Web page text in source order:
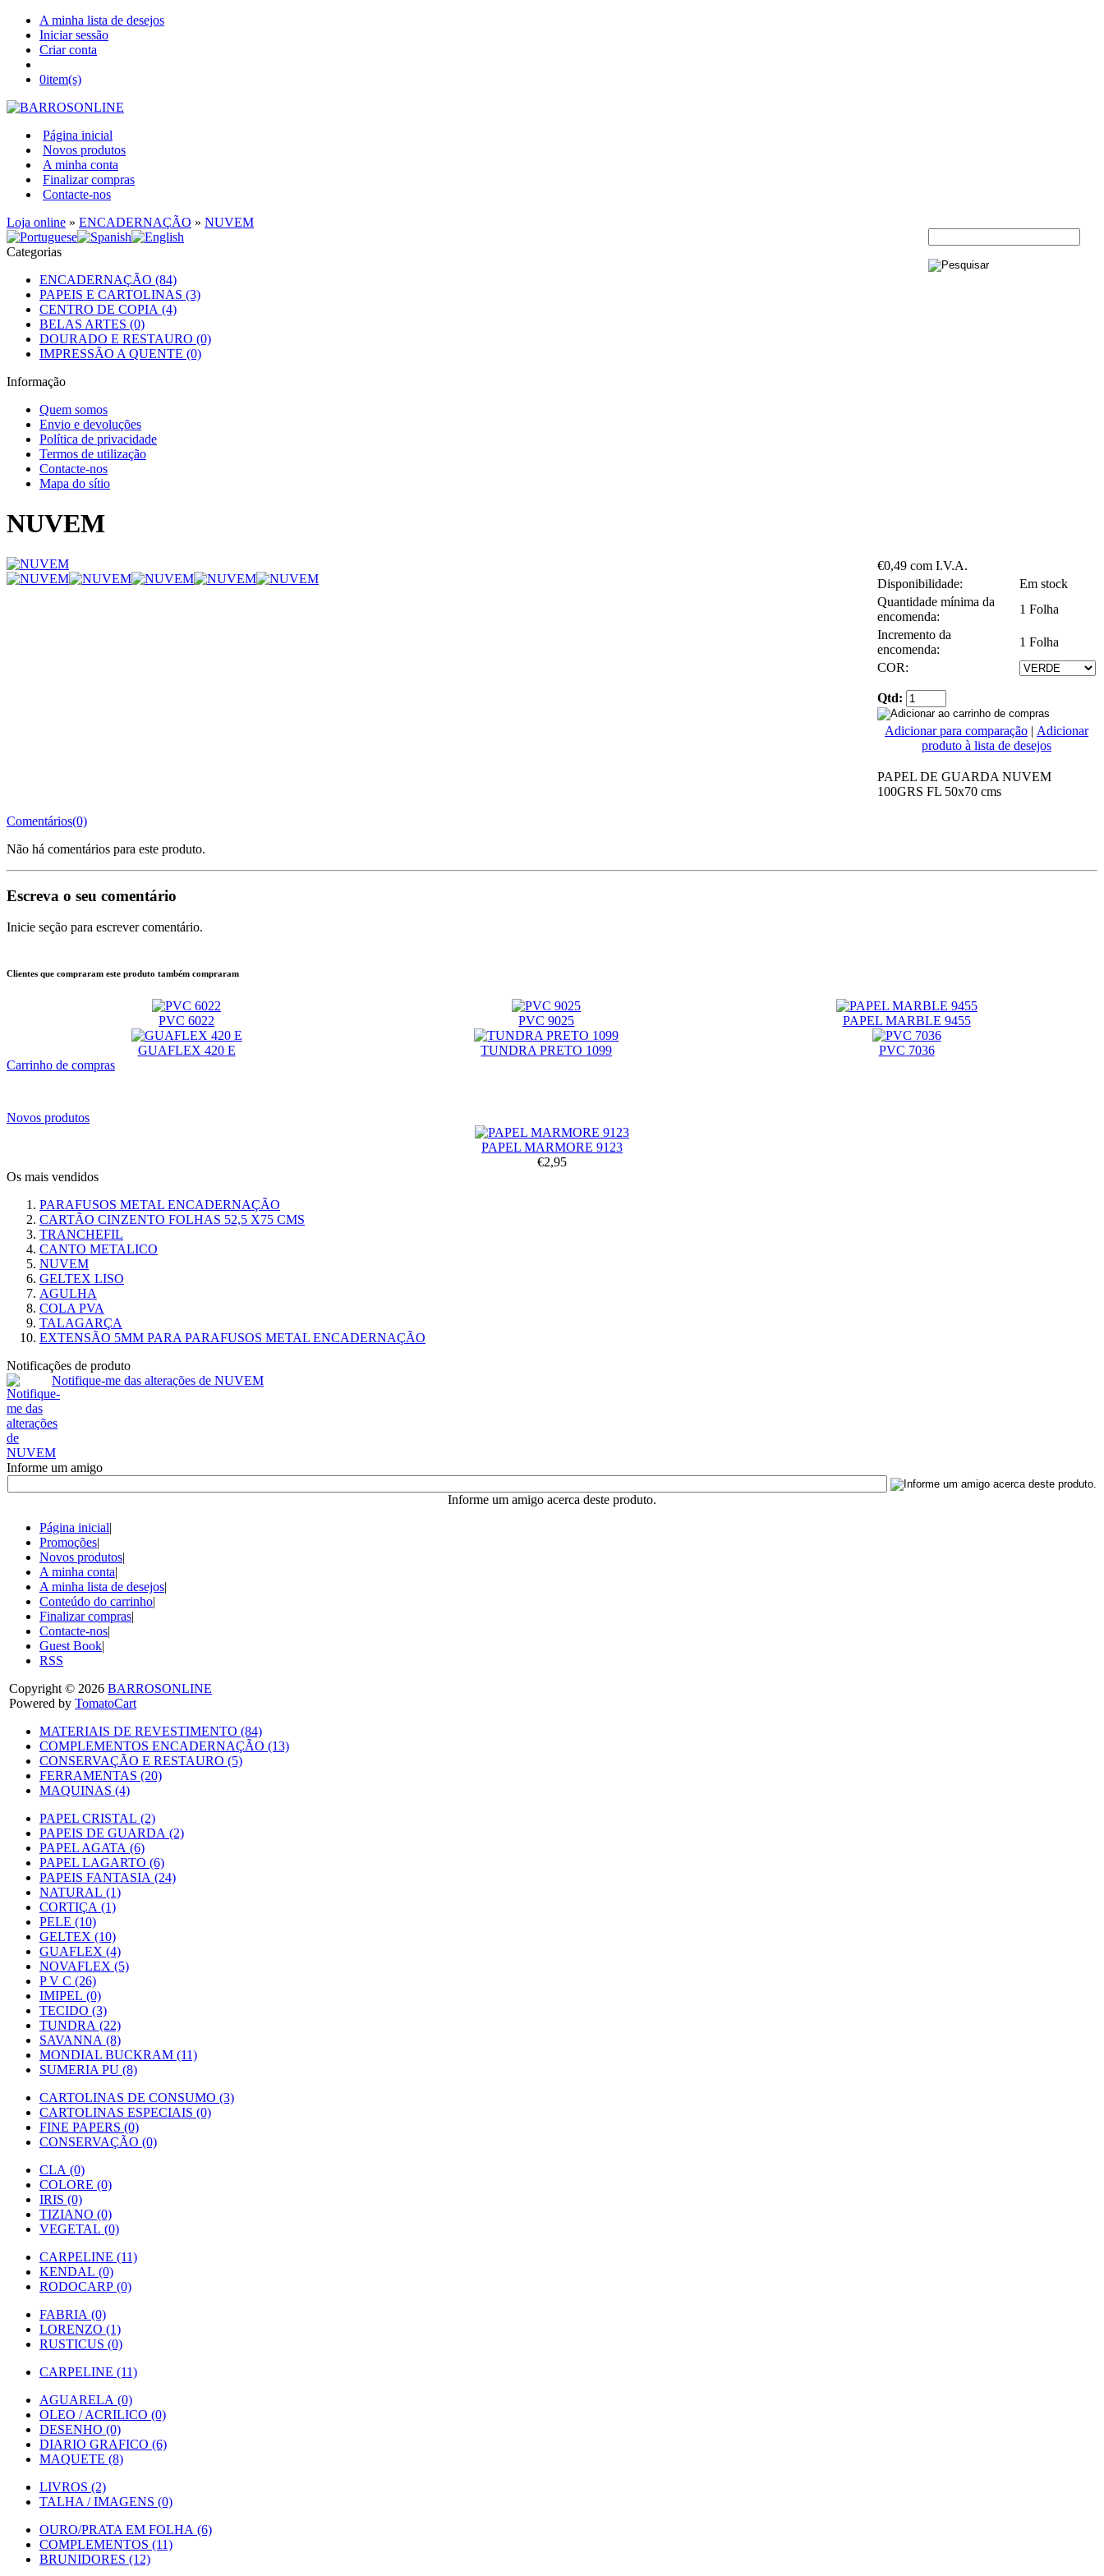
A minha lista de desejos
Iniciar sessão
Criar conta
0item(s)
Página inicial
Novos produtos
A minha conta
Finalizar compras
Contacte-nos
Loja online » ENCADERNAÇÃO » NUVEM
Categorias
ENCADERNAÇÃO (84)
PAPEIS E CARTOLINAS (3)
CENTRO DE COPIA (4)
BELAS ARTES (0)
DOURADO E RESTAURO (0)
IMPRESSÃO A QUENTE (0)
Informação
Quem somos
Envio e devoluções
Política de privacidade
Termos de utilização
Contacte-nos
Mapa do sítio
NUVEM
€0,49 com I.V.A.
Disponibilidade:
Em stock
Quantidade mínima da
encomenda:
1 Folha
Incremento da
encomenda:
1 Folha
COR:
Qtd:
Adicionar para comparação | Adicionar
produto à lista de desejos
PAPEL DE GUARDA NUVEM
100GRS FL 50x70 cms
Comentários(0)
Não há comentários para este produto.
Escreva o seu comentário
Inicie seção para escrever comentário.
Clientes que compraram este produto também compraram
PVC 6022 PVC 9025 PAPEL MARBLE 9455
GUAFLEX 420 E TUNDRA PRETO 1099
PVC 7036
Carrinho de compras
Novos produtos
PAPEL MARMORE 9123
€2,95
Os mais vendidos
PARAFUSOS METAL ENCADERNAÇÃO
CARTÃO CINZENTO FOLHAS 52,5 X75 CMS
TRANCHEFIL
CANTO METALICO
NUVEM
GELTEX LISO
AGULHA
COLA PVA
TALAGARÇA
EXTENSÃO 5MM PARA PARAFUSOS METAL ENCADERNAÇÃO
Notificações de produto
Notifique-me das alterações de NUVEM
Informe um amigo
Informe um amigo acerca deste produto.
Página inicial|
Promoções|
Novos produtos|
A minha conta|
A minha lista de desejos|
Conteúdo do carrinho|
Finalizar compras|
Contacte-nos|
Guest Book|
RSS
Copyright © 2026 BARROSONLINE
Powered by TomatoCart
MATERIAIS DE REVESTIMENTO (84)
COMPLEMENTOS ENCADERNAÇÃO (13)
CONSERVAÇÃO E RESTAURO (5)
FERRAMENTAS (20)
MAQUINAS (4)
PAPEL CRISTAL (2)
PAPEIS DE GUARDA (2)
PAPEL AGATA (6)
PAPEL LAGARTO (6)
PAPEIS FANTASIA (24)
NATURAL (1)
CORTIÇA (1)
PELE (10)
GELTEX (10)
GUAFLEX (4)
NOVAFLEX (5)
P V C (26)
IMIPEL (0)
TECIDO (3)
TUNDRA (22)
SAVANNA (8)
MONDIAL BUCKRAM (11)
SUMERIA PU (8)
CARTOLINAS DE CONSUMO (3)
CARTOLINAS ESPECIAIS (0)
FINE PAPERS (0)
CONSERVAÇÃO (0)
CLA (0)
COLORE (0)
IRIS (0)
TIZIANO (0)
VEGETAL (0)
CARPELINE (11)
KENDAL (0)
RODOCARP (0)
FABRIA (0)
LORENZO (1)
RUSTICUS (0)
CARPELINE (11)
AGUARELA (0)
OLEO / ACRILICO (0)
DESENHO (0)
DIARIO GRAFICO (6)
MAQUETE (8)
LIVROS (2)
TALHA / IMAGENS (0)
OURO/PRATA EM FOLHA (6)
COMPLEMENTOS (11)
BRUNIDORES (12)